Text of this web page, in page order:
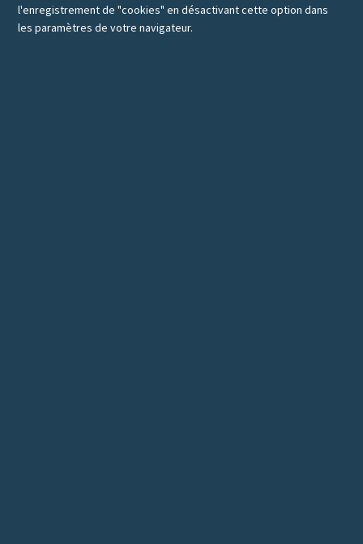
l'enregistrement de "cookies" en désactivant cette option dans
les paramètres de votre navigateur.